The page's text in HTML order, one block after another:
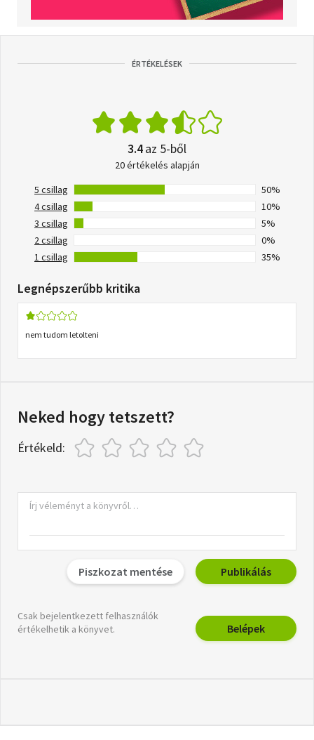
ÉRTÉKELÉSEK
3.4az 5-ből
20 értékelés alapján
5 csillag
50%
4 csillag
10%
3 csillag
5%
2 csillag
0%
1 csillag
35%
Legnépszerűbb kritika
nem tudom letolteni
Neked hogy tetszett?
Értékeld:
Piszkozat mentése Publikálás
Csak bejelentkezett felhasználók
értékelhetik a könyvet.
Belépek